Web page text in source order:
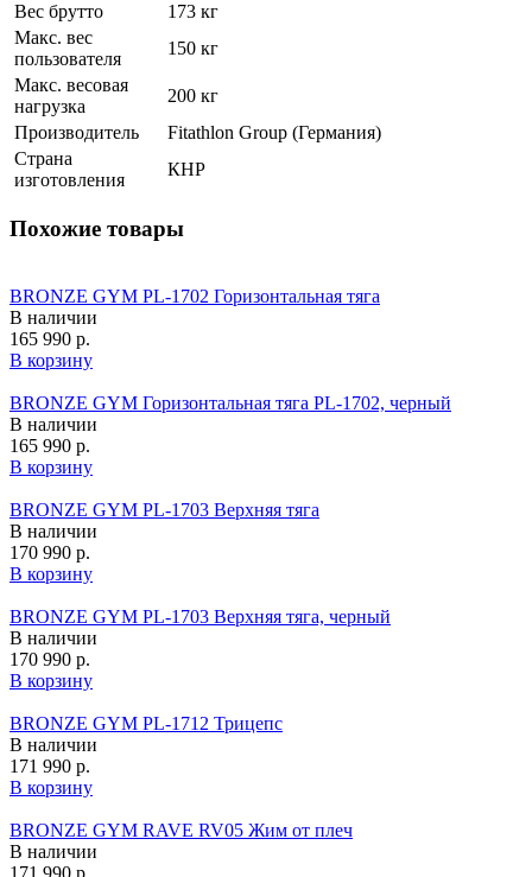
Вес брутто
173 кг
Макс. вес
пользователя
150 кг
Макс. весовая
нагрузка
200 кг
Производитель
Fitathlon Group (Германия)
Страна
изготовления
КНР
Похожие товары
BRONZE GYM PL-1702 Горизонтальная тяга
В наличии
165 990 р.
В корзину
BRONZE GYM Горизонтальная тяга PL-1702, черный
В наличии
165 990 р.
В корзину
BRONZE GYM PL-1703 Верхняя тяга
В наличии
170 990 р.
В корзину
BRONZE GYM PL-1703 Верхняя тяга, черный
В наличии
170 990 р.
В корзину
BRONZE GYM PL-1712 Трицепс
В наличии
171 990 р.
В корзину
BRONZE GYM RAVE RV05 Жим от плеч
В наличии
171 990 р.